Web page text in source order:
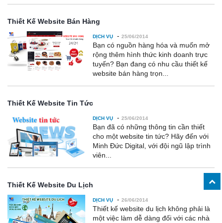
Thiết Kế Website Bán Hàng
DỊCH VỤ - 25/06/2014
Bạn có nguồn hàng hóa và muốn mở
rộng thêm hình thức kinh doanh trực
tuyến? Bạn đang có nhu cầu thiết kế
website bán hàng trọn...
Thiết Kế Website Tin Tức
DỊCH VỤ - 25/06/2014
Bạn đã có những thông tin cần thiết
cho một website tin tức? Hãy đến với
Minh Đức Digital, với đội ngũ lập trình
viên...
Thiết Kế Website Du Lịch
DỊCH VỤ - 26/06/2014
Thiết kế website du lịch không phải là
một việc làm dễ dàng đối với các nhà